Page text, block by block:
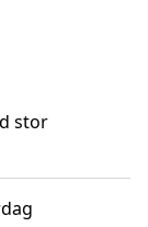
stor